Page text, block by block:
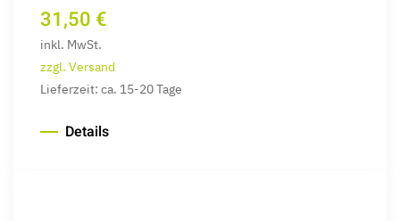
31,50 €
inkl. MwSt.
zzgl. Versand
Lieferzeit: ca. 15-20 Tage
Details